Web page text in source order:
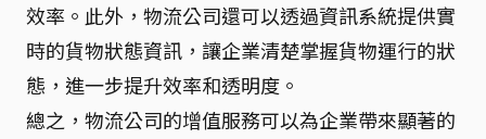
效率。此外，物流公司還可以透過資訊系統提供實
時的貨物狀態資訊，讓企業清楚掌握貨物運行的狀
態，進一步提升效率和透明度。
總之，物流公司的增值服務可以為企業帶來顯著的